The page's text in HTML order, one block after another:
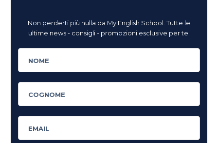
Non perderti più nulla da My English School. Tutte le
ultime news - consigli - promozioni esclusive per te.